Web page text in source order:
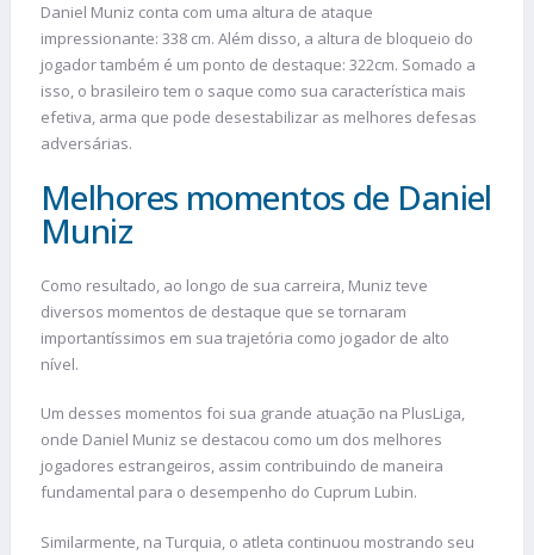
Daniel Muniz conta com uma altura de ataque
impressionante: 338 cm. Além disso, a altura de bloqueio do
jogador também é um ponto de destaque: 322cm. Somado a
isso, o brasileiro tem o saque como sua característica mais
efetiva, arma que pode desestabilizar as melhores defesas
adversárias.
Melhores momentos de Daniel
Muniz
Como resultado, ao longo de sua carreira, Muniz teve
diversos momentos de destaque que se tornaram
importantíssimos em sua trajetória como jogador de alto
nível.
Um desses momentos foi sua grande atuação na PlusLiga,
onde Daniel Muniz se destacou como um dos melhores
jogadores estrangeiros, assim contribuindo de maneira
fundamental para o desempenho do Cuprum Lubin.
Similarmente, na Turquia, o atleta continuou mostrando seu